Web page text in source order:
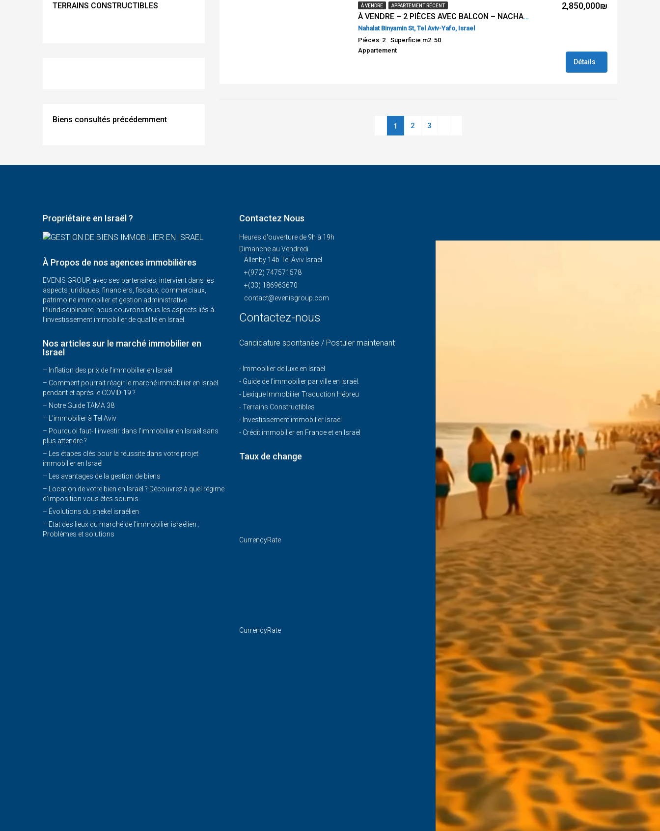
À VENDRE APPARTEMENT RÉCENT
À VENDRE – 2 PIÈCES AVEC BALCON – NACHALAT BENYAMIN – FLORENTINE TEL AVIV
Nahalat Binyamin St, Tel Aviv-Yafo, Israel
Pièces: 2
Superficie m2: 50
Appartement
2,850,000₪
Détails
1 2 3
TERRAINS CONSTRUCTIBLES
Biens consultés précédemment
Propriétaire en Israël ?
À Propos de nos agences immobilières
EVENIS GROUP, avec ses partenaires, intervient dans les
aspects juridiques, financiers, fiscaux, commerciaux,
patrimoine immobilier et gestion administrative.
Pluridisciplinaire, nous couvrons tous les aspects liés à
l’investissement immobilier de qualité en Israël.
Nos articles sur le marché immobilier en
Israel
– Inflation des prix de l’immobilier en Israël
– Comment pourrait réagir le marché immobilier en Israël
pendant et après le COVID-19 ?
– Notre Guide TAMA 38
– L’immobilier à Tel Aviv
– Pourquoi faut-il investir dans l’immobilier en Israël sans
plus attendre ?
– Les étapes clés pour la réussite dans votre projet
immobilier en Israël
– Les avantages de la gestion de biens
– Location de votre bien en Israël ? Découvrez à quel régime
d’imposition vous êtes soumis.
– Évolutions du shekel israélien
– Etat des lieux du marché de l’immobilier israélien :
Problèmes et solutions
Contactez Nous
Heures d'ouverture de 9h à 19h
Dimanche au Vendredi
Allenby 14b Tel Aviv Israel
+(972) 747571578
+(33) 186963670
contact@evenisgroup.com
Contactez-nous
Candidature spontanée / Postuler maintenant
- Immobilier de luxe en Israël
- Guide de l'immobilier par ville en Israël.
-
Lexique Immobilier Traduction Hébreu
-Terrains Constructibles
- Investissement immobilier Israël
- Crédit immobilier en France et en Israël
Taux de change
CurrencyRate
CurrencyRate